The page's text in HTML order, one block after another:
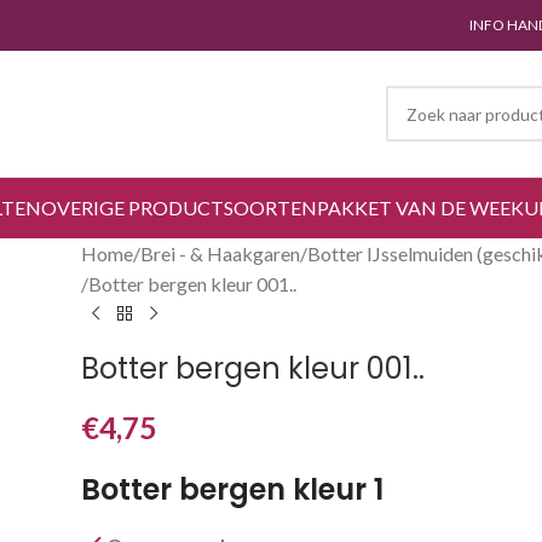
INFO
OVERIGE PRODUCTSOORTENPAKKET VAN DE WEEK
Home Brei - & Haakgaren Botter IJsselmuiden
Botter bergen kleur 001..
Botter bergen kleur 001..
€4,75
Botter bergen kleur 1